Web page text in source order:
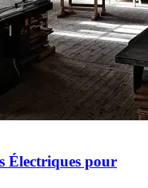
Électriques pour